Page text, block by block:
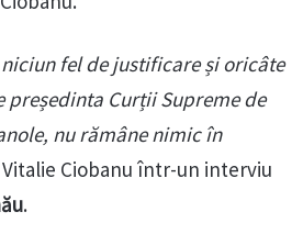
fel de justificare și oricâte
președinta Curții Supreme de
nu rămâne nimic în
Ciobanu într-un interviu
.